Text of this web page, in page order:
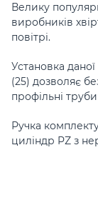
Велику
виробників
повітрі.
Установка
(25) дозволяє
профільні
Ручка
циліндр PZ з